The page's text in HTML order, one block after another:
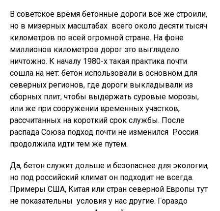
В советское время бетонные дороги всё же строили,
но в мизерных масштабах  всего около десяти тысяч
километров по всей огромной стране. На фоне
миллионов километров дорог это выглядело
ничтожно. К началу 1980-х такая практика почти
сошла на нет: бетон использовали в основном для
северных регионов, где дороги выкладывали из
сборных плит, чтобы выдержать суровые морозы,
или же при сооружении временных участков,
рассчитанных на короткий срок службы. После
распада Союза подход почти не изменился  Россия
продолжила идти тем же путём.
Да, бетон служит дольше и безопаснее для экологии,
но под российский климат он подходит не всегда.
Примеры США, Китая или стран северной Европы тут
не показательны  условия у нас другие. Гораздо